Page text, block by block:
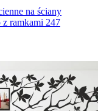
na ściany
z ramkami 247